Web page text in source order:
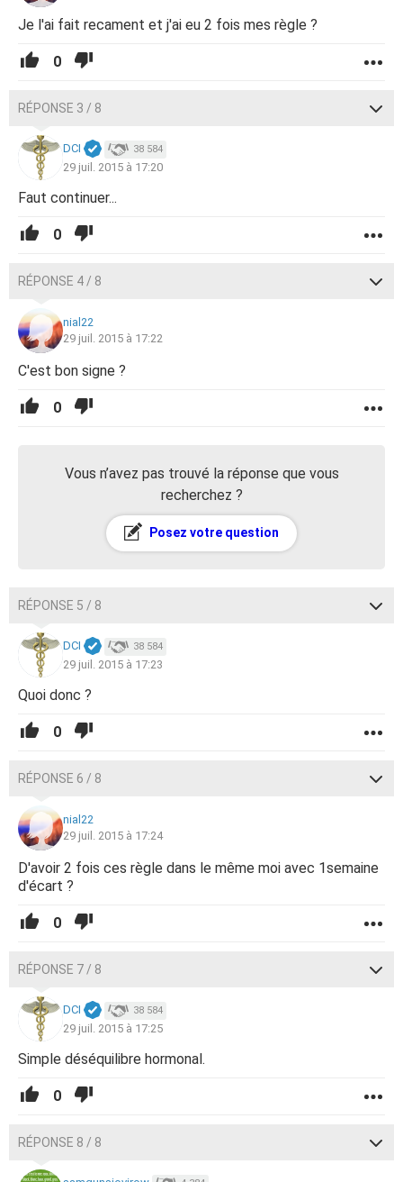
Je l'ai fait recament et j'ai eu 2 fois mes règle ?
0
RÉPONSE 3 / 8
DCI 38 584
29 juil. 2015 à 17:20
Faut continuer...
0
RÉPONSE 4 / 8
nial22
29 juil. 2015 à 17:22
C'est bon signe ?
0
Vous n’avez pas trouvé la réponse que vous
recherchez ?
Posez votre question
RÉPONSE 5 / 8
DCI 38 584
29 juil. 2015 à 17:23
Quoi donc ?
0
RÉPONSE 6 / 8
nial22
29 juil. 2015 à 17:24
D'avoir 2 fois ces règle dans le même moi avec 1semaine
d'écart ?
0
RÉPONSE 7 / 8
DCI 38 584
29 juil. 2015 à 17:25
Simple déséquilibre hormonal.
0
RÉPONSE 8 / 8